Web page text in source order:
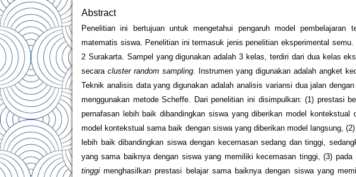
Abstract
Penelitian ini bertujuan untuk mengetahui pengaruh model
matematis siswa. Penelitian ini termasuk jenis penelitian eksperimental
2 Surakarta. Sampel yang digunakan adalah 3 kelas, terdiri dari dua kelas
secaracluster random sampling. Instrumen yang digunakan adalah angket
Teknik analisis data yang digunakan adalah analisis variansi dua jalan
menggunakan metode Scheffe. Dari penelitian ini disimpulkan: (1) prestasi
pernafasan lebih baik dibandingkan siswa yang diberikan model
model kontekstual sama baik dengan siswa yang diberikan model langsung,
lebih baik dibandingkan siswa dengan kecemasan sedang dan tinggi,
yang sama baiknya dengan siswa yang memiliki kecemasan tinggi, (3)
tinggi menghasilkan prestasi belajar sama baiknya dengan siswa yang